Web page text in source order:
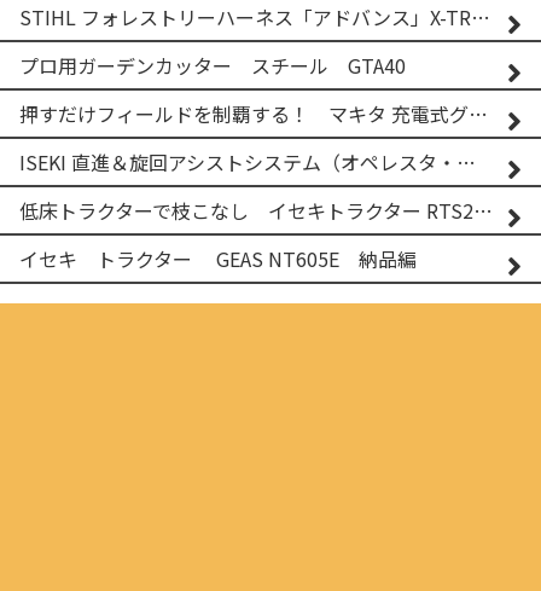
STIHL フォレストリーハーネス「アドバンス」X-TREEm
プロ用ガーデンカッター スチール GTA40
押すだけフィールドを制覇する！ マキタ 充電式グランドトリマー MUG001G
ISEKI 直進＆旋回アシストシステム（オペレスタ・ターン）搭載 イセキ 乗用田植機 PRJ8D-ZJL
低床トラクターで枝こなし イセキトラクター RTS205NS & フレールモア FNC1202F
イセキ トラクター GEAS NT605E 納品編